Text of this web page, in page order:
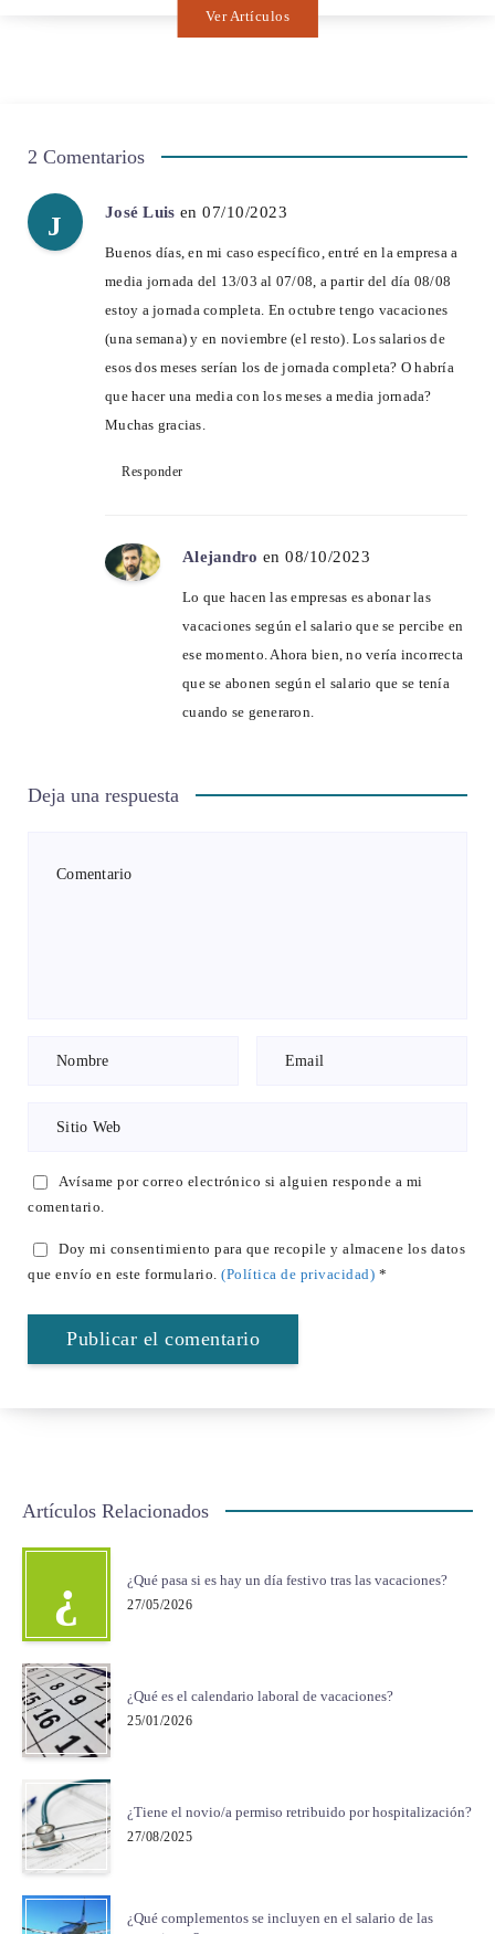
Ver Artículos
2 Comentarios
J José Luis en 07/10/2023
Buenos días, en mi caso específico, entré en la empresa a
media jornada del 13/03 al 07/08, a partir del día 08/08
estoy a jornada completa. En octubre tengo vacaciones
(una semana) y en noviembre (el resto). Los salarios de
esos dos meses serían los de jornada completa? O habría
que hacer una media con los meses a media jornada?
Muchas gracias.
Responder
Alejandro en 08/10/2023
Lo que hacen las empresas es abonar las
vacaciones según el salario que se percibe en
ese momento. Ahora bien, no vería incorrecta
que se abonen según el salario que se tenía
cuando se generaron.
Deja una respuesta
Avísame por correo electrónico si alguien responde a mi
comentario.
Doy mi consentimiento para que recopile y almacene los datos
que envío en este formulario. (Política de privacidad) *
Artículos Relacionados
¿ ¿Qué pasa si es hay un día festivo tras las vacaciones?
27/05/2026
¿Qué es el calendario laboral de vacaciones?
25/01/2026
¿Tiene el novio/a permiso retribuido por hospitalización?
27/08/2025
¿Qué complementos se incluyen en el salario de las